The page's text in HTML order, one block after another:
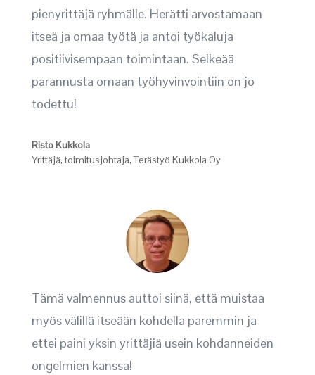
pienyrittäjä ryhmälle. Herätti arvostamaan
itseä ja omaa työtä ja antoi työkaluja
positiivisempaan toimintaan. Selkeää
parannusta omaan työhyvinvointiin on jo
todettu!
Risto Kukkola
Yrittäjä, toimitusjohtaja, Terästyö Kukkola Oy
Tämä valmennus auttoi siinä, että muistaa
myös välillä itseään kohdella paremmin ja
ettei paini yksin yrittäjiä usein kohdanneiden
ongelmien kanssa!